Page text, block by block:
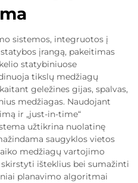
sistemos, integruotos į
įrangą, pakeitimas
statybiniuose
tikslų medžiagų
geležines gijas, spalvas,
medžiagas. Naudojant
ir „just-in-time“
užtikrina nuolatinę
saugyklos vietos
medžiagų vartojimo
išteklius bei sumažinti
planavimo algoritmai